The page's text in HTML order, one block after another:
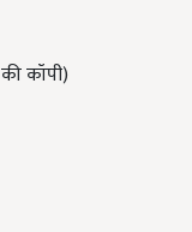
की कॉपी)